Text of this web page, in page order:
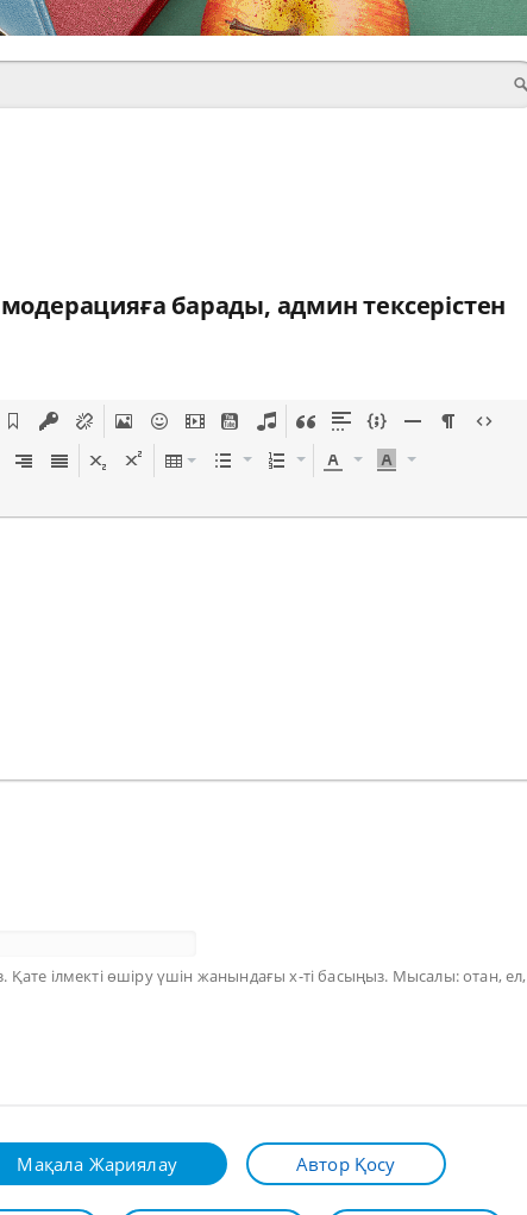
барады, админ тексерістен
ілмекті өшіру үшін жанындағы х-ті басыңыз. Мысалы: отан, ел,
Мақала Жариялау Автор Қосу